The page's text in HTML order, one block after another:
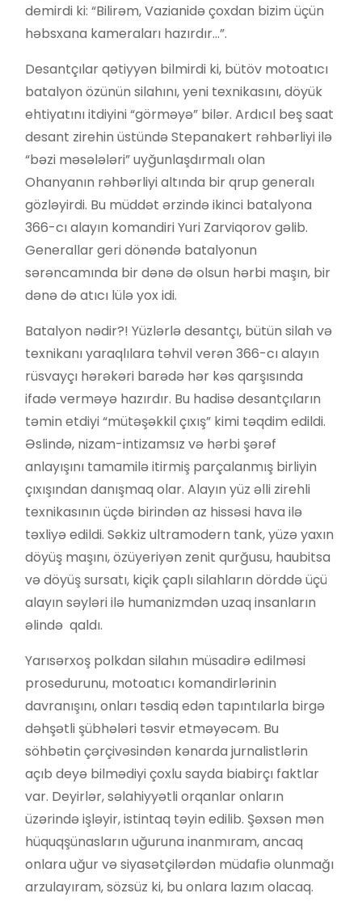
demirdi ki: “Bilirəm, Vazianidə çoxdan bizim üçün
həbsxana kameraları hazırdır…”.
Desantçılar qətiyyən bilmirdi ki, bütöv motoatıcı
batalyon özünün silahını, yeni texnikasını, döyük
ehtiyatını itdiyini “görməyə” bilər. Ardıcıl beş saat
desant zirehin üstündə Stepanakert rəhbərliyi ilə
“bəzi məsələləri” uyğunlaşdırmalı olan
Ohanyanın rəhbərliyi altında bir qrup generalı
gözləyirdi. Bu müddət ərzində ikinci batalyona
366-cı alayın komandiri Yuri Zarviqorov gəlib.
Generallar geri dönəndə batalyonun
sərəncamında bir dənə də olsun hərbi maşın, bir
dənə də atıcı lülə yox idi.
Batalyon nədir?! Yüzlərlə desantçı, bütün silah və
texnikanı yaraqlılara təhvil verən 366-cı alayın
rüsvayçı hərəkəri barədə hər kəs qarşısında
ifadə verməyə hazırdır. Bu hadisə desantçıların
təmin etdiyi “mütəşəkkil çıxış” kimi təqdim edildi.
Əslində, nizam-intizamsız və hərbi şərəf
anlayışını tamamilə itirmiş parçalanmış birliyin
çıxışından danışmaq olar. Alayın yüz əlli zirehli
texnikasının üçdə birindən az hissəsi hava ilə
təxliyə edildi. Səkkiz ultramodern tank, yüzə yaxın
döyüş maşını, özüyeriyən zenit qurğusu, haubitsa
və döyüş sursatı, kiçik çaplı silahların dörddə üçü
alayın səyləri ilə humanizmdən uzaq insanların
əlində qaldı.
Yarısərxoş polkdan silahın müsadirə edilməsi
prosedurunu, motoatıcı komandirlərinin
davranışını, onları təsdiq edən tapıntılarla birgə
dəhşətli şübhələri təsvir etməyəcəm. Bu
söhbətin çərçivəsindən kənarda jurnalistlərin
açıb deyə bilmədiyi çoxlu sayda biabirçı faktlar
var. Deyirlər, səlahiyyətli orqanlar onların
üzərində işləyir, istintaq təyin edilib. Şəxsən mən
hüquqşünasların uğuruna inanmıram, ancaq
onlara uğur və siyasətçilərdən müdafiə olunmağı
arzulayıram, sözsüz ki, bu onlara lazım olacaq.